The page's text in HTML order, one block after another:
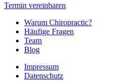
Termin vereinbaren
Warum Chiropractic?
Häufige Fragen
Team
Blog
Impressum
Datenschutz